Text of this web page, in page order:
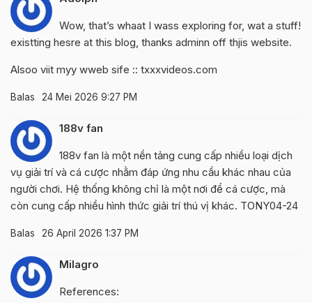
Wow, that’s whaat I wass exploring for, wat a stuff!
existting hesre at this blog, thanks adminn off thjis website.
Alsoo viit myy wweb sife :: txxxvideos.com
Balas 24 Mei 2026 9:27 PM
188v fan
188v fan là một nền tảng cung cấp nhiều loại dịch
vụ giải trí và cá cược nhằm đáp ứng nhu cầu khác nhau của
người chơi. Hệ thống không chỉ là một nơi để cá cược, mà
còn cung cấp nhiều hình thức giải trí thú vị khác. TONY04-24
Balas 26 April 2026 1:37 PM
Milagro
References: